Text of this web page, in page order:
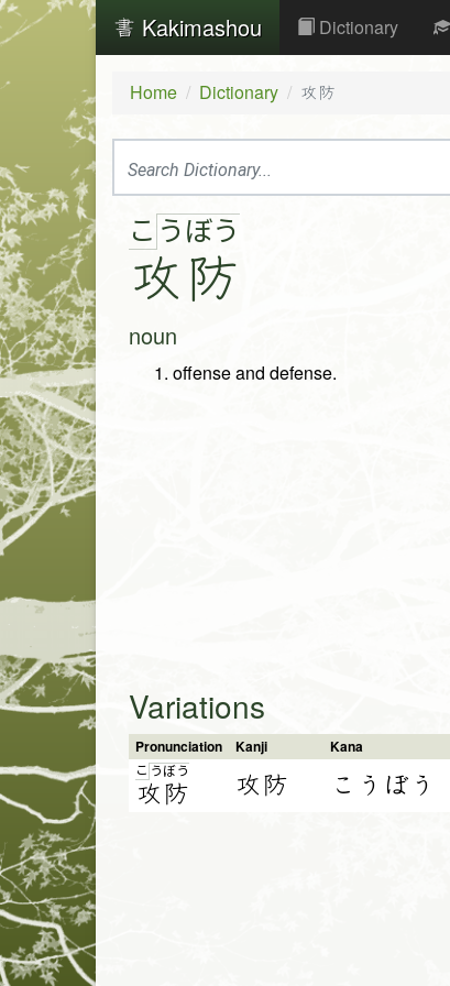
Kakimashou Dictionary
Home Dictionary 攻防
こ う
攻
ぼう
防
noun
offense and defense.
Variations
Pronunciation Kanji Kana
こ う
攻
ぼう
防 攻防 こうぼう